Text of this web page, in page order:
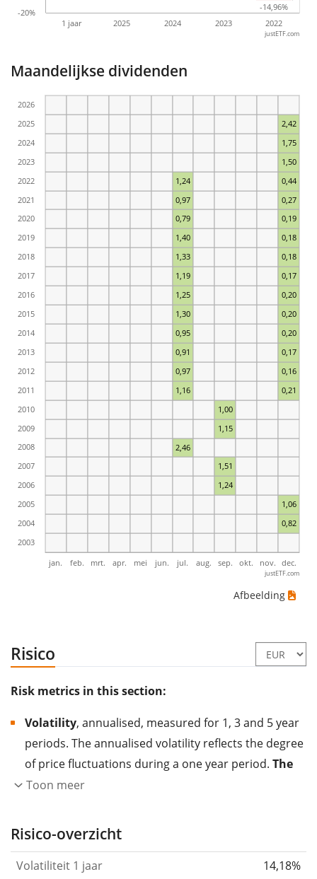
-14,96%
-14,96%
1 jaar 2025 2024 2023 2022
-20%
justETF.com
Maandelijkse dividenden
0,82
1,06
1,24
1,51
2,46
1,15
1,00
1,16 0,21
0,97 0,16
0,91 0,17
0,95 0,20
1,30 0,20
1,25 0,20
1,19 0,17
1,33 0,18
1,40 0,18
0,79 0,19
0,97 0,27
1,24 0,44
1,50
1,75
2,42
jan. feb. mrt. apr. mei jun. jul. aug. sep. okt. nov. dec.
2003
2004
2005
2006
2007
2008
2009
2010
2011
2012
2013
2014
2015
2016
2017
2018
2019
2020
2021
2022
2023
2024
2025
2026
justETF.com
Afbeelding
Risico
Risk metrics in this section:
Volatility, annualised, measured for 1, 3 and 5 year
periods. The annualised volatility reflects the degree
of price fluctuations during a one year period. The
higher the volatility, the more significantly the
the past.
Assets with higher volatility are generally
based on the data for the past 1, 3 and 5 years so
Toon meer
Risico-overzicht
Volatiliteit 1 jaar 14,18%